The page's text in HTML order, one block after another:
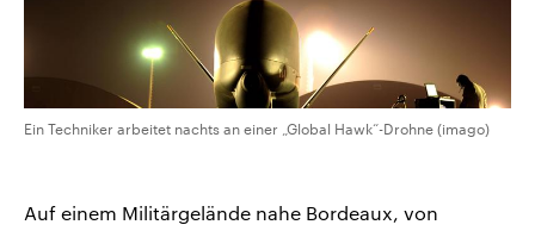
Ein Techniker arbeitet nachts an einer „Global Hawk“-Drohne (imago)
Auf einem Militärgelände nahe Bordeaux, von